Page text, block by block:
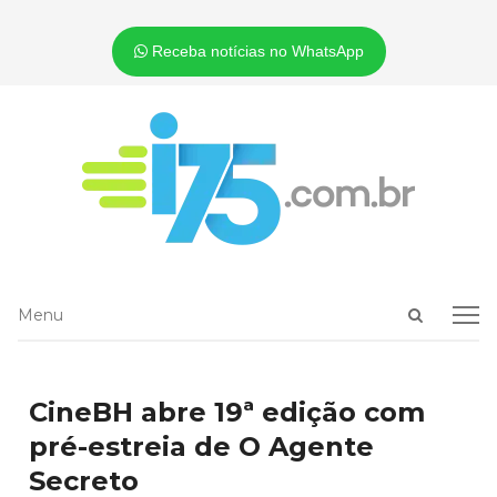
Receba notícias no WhatsApp
Open
Menu
Menu
CineBH abre 19ª edição com
pré-estreia de O Agente
Secreto